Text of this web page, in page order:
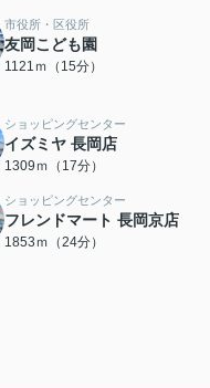
市役所・区役所
友岡こども園
1121ｍ（15分）
ショッピングセンター
イズミヤ 長岡店
1309ｍ（17分）
ショッピングセンター
フレンドマート 長岡京店
1853ｍ（24分）